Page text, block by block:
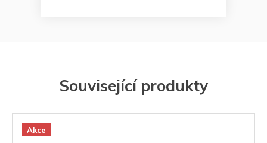
Související produkty
Akce